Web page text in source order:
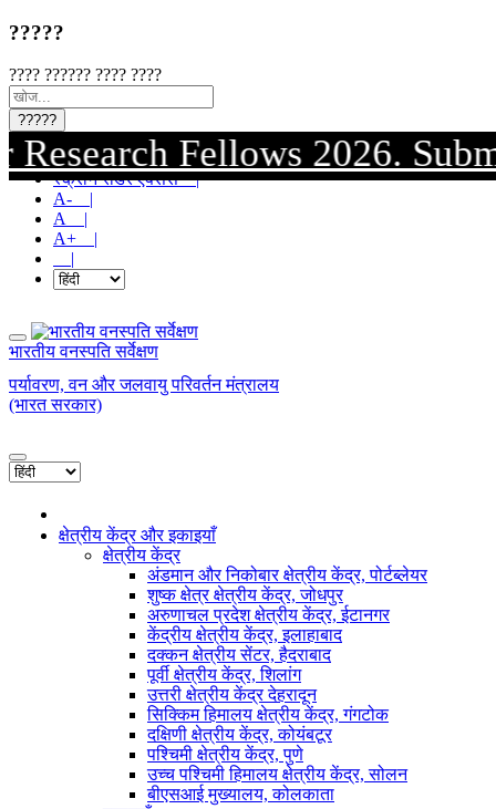
?????
???? ?????? ???? ????
?????
Fellows 2026.
मुख्य सामग्री पर जाएं |
स्क्रीन रीडर एक्सेस |
A- |
A |
A+ |
|
भारतीय वनस्पति सर्वेक्षण
पर्यावरण, वन और जलवायु परिवर्तन मंत्रालय
(भारत सरकार)
क्षेत्रीय केंद्र और इकाइयाँ
क्षेत्रीय केंद्र
अंडमान और निकोबार क्षेत्रीय केंद्र, पोर्टब्लेयर
शुष्क क्षेत्र क्षेत्रीय केंद्र, जोधपुर
अरुणाचल प्रदेश क्षेत्रीय केंद्र, ईटानगर
केंद्रीय क्षेत्रीय केंद्र, इलाहाबाद
दक्कन क्षेत्रीय सेंटर, हैदराबाद
पूर्वी क्षेत्रीय केंद्र, शिलांग
उत्तरी क्षेत्रीय केंद्र देहरादून
सिक्किम हिमालय क्षेत्रीय केंद्र, गंगटोक
दक्षिणी क्षेत्रीय केंद्र, कोयंबटूर
पश्चिमी क्षेत्रीय केंद्र, पुणे
उच्च पश्चिमी हिमालय क्षेत्रीय केंद्र, सोलन
बीएसआई मुख्यालय, कोलकाता